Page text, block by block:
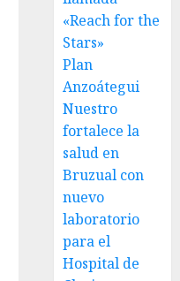
«Reach for the
Stars»
Plan
Anzoátegui
Nuestro
fortalece la
salud en
Bruzual con
nuevo
laboratorio
para el
Hospital de